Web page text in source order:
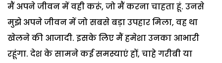
मैं अपने जीवन में वही करूं, जो मैं करना चाहता हूं. उनसे
मुझे अपने जीवन में जो सबसे बड़ा उपहार मिला, वह था
खेलने की आजादी. इसके लिए मैं हमेशा उनका आभारी
रहूंगा. देश के सामने कई समस्याएं हों, चाहे गरीबी या